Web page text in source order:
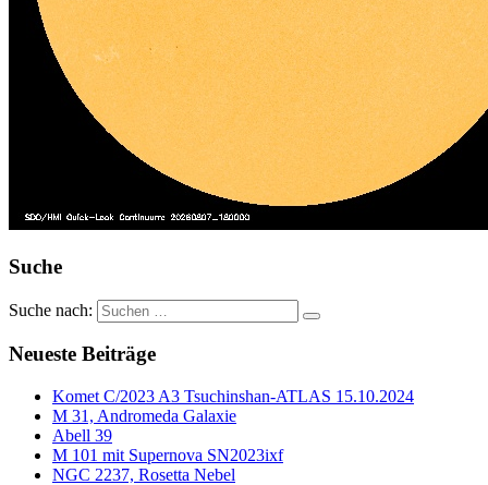
Suche
Suche nach:
Neueste Beiträge
Komet C/2023 A3 Tsuchinshan-ATLAS 15.10.2024
M 31, Andromeda Galaxie
Abell 39
M 101 mit Supernova SN2023ixf
NGC 2237, Rosetta Nebel